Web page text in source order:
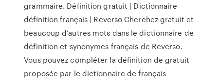
grammaire. Définition gratuit | Dictionnaire
définition français | Reverso Cherchez gratuit et
beaucoup d’autres mots dans le dictionnaire de
définition et synonymes français de Reverso.
Vous pouvez compléter la définition de gratuit
proposée par le dictionnaire de français